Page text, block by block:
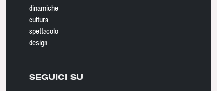
dinamiche
cultura
spettacolo
design
SEGUICI SU